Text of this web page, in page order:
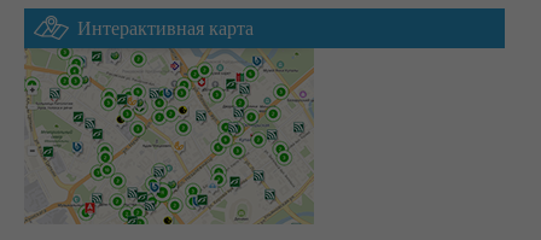
Интерактивная карта